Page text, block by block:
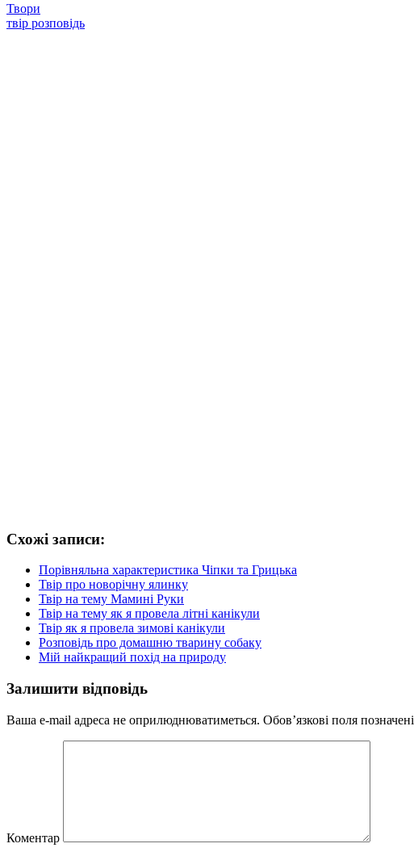
Твори
твір розповідь
Схожі записи:
Порівняльна характеристика Чіпки та Грицька
Твір про новорічну ялинку
Твір на тему Мамині Руки
Твір на тему як я провела літні канікули
Твір як я провела зимові канікули
Розповідь про домашню тварину собаку
Мій найкращий похід на природу
Залишити відповідь
Ваша e-mail адреса не оприлюднюватиметься. Обов’язкові поля позначені
Коментар